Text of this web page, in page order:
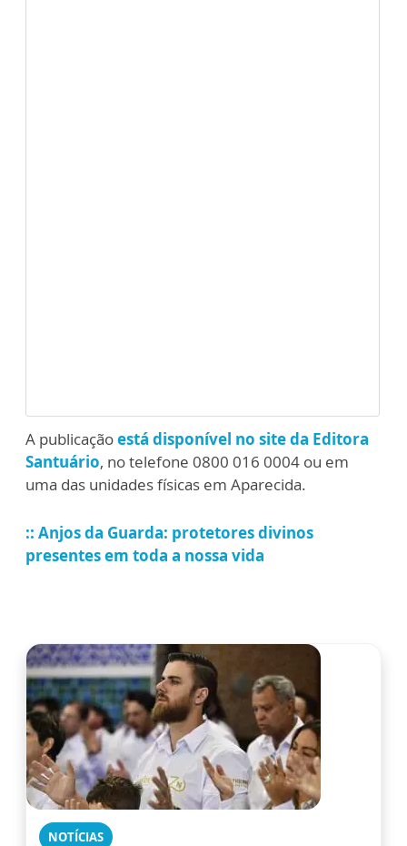
A publicaçãoestá disponível no site da Editora
Santuário, no telefone 0800 016 0004 ou em
uma das unidades físicas em Aparecida.
:: Anjos da Guarda: protetores divinos
presentes em toda a nossa vida
NOTÍCIAS